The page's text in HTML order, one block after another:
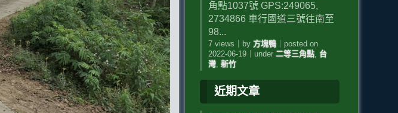
角點1037號 GPS:249065,
2734866 車行國道三號往南至
98...
7 views by 方塊鴨｜ posted on
2022-06-19｜ under 二等三角點, 台
灣, 新竹
近期文章